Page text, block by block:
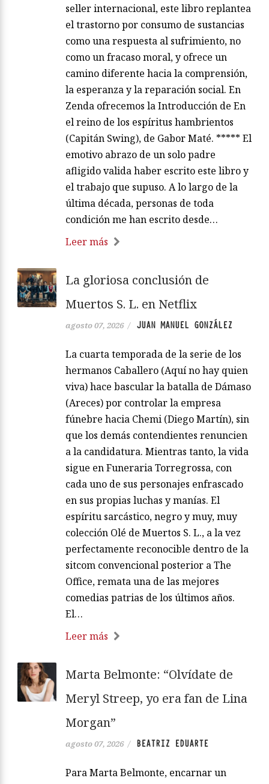
seller internacional, este libro replantea
el trastorno por consumo de sustancias
como una respuesta al sufrimiento, no
como un fracaso moral, y ofrece un
camino diferente hacia la comprensión,
la esperanza y la reparación social. En
Zenda ofrecemos la Introducción de En
el reino de los espíritus hambrientos
(Capitán Swing), de Gabor Maté. ***** El
emotivo abrazo de un solo padre
afligido valida haber escrito este libro y
el trabajo que supuso. A lo largo de la
última década, personas de toda
condición me han escrito desde…
Leer más
La gloriosa conclusión de
Muertos S. L. en Netflix
agosto 07, 2026 / JUAN MANUEL GONZÁLEZ
La cuarta temporada de la serie de los
hermanos Caballero (Aquí no hay quien
viva) hace bascular la batalla de Dámaso
(Areces) por controlar la empresa
fúnebre hacia Chemi (Diego Martín), sin
que los demás contendientes renuncien
a la candidatura. Mientras tanto, la vida
sigue en Funeraria Torregrossa, con
cada uno de sus personajes enfrascado
en sus propias luchas y manías. El
espíritu sarcástico, negro y muy, muy
colección Olé de Muertos S. L., a la vez
perfectamente reconocible dentro de la
sitcom convencional posterior a The
Office, remata una de las mejores
comedias patrias de los últimos años.
El…
Leer más
Marta Belmonte: “Olvídate de
Meryl Streep, yo era fan de Lina
Morgan”
agosto 07, 2026 / BEATRIZ EDUARTE
Para Marta Belmonte, encarnar un